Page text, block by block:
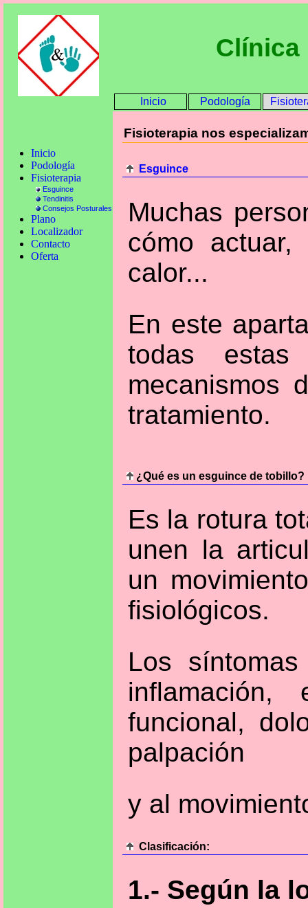
Clínica
Inicio Podología
Inicio
Podología
Fisioterapia
Esguince
Tendinitis
Consejos Posturales
Plano
Localizador
Contacto
Oferta
Fisioterapia nos
Esguince
Muchas
cómo
calor...
En este
todas
mecanismos
tratamiento.
¿Qué es un esguince de tobillo?
Es la rotura
unen la
un
fisiológicos.
Los
inflamación,
funcional,
palpación
y al
Clasificación:
1.- Según la